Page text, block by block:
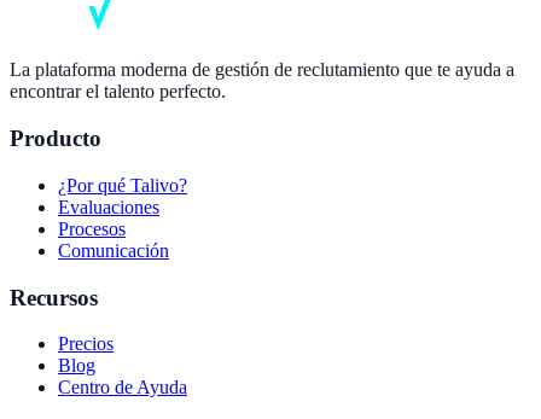
La plataforma moderna de gestión de reclutamiento que te ayuda a
encontrar el talento perfecto.
Producto
¿Por qué Talivo?
Evaluaciones
Procesos
Comunicación
Recursos
Precios
Blog
Centro de Ayuda